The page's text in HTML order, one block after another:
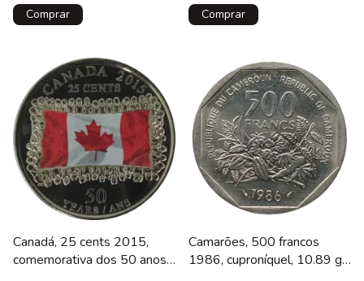
Canadá, 25 cents 2015,
comemorativa dos 50 anos
Camarões, 500 francos
1986, cuproníquel, 10.89 g,